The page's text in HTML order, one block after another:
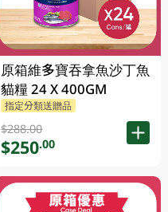
原箱維多寶吞拿魚沙丁魚
貓糧 24 X 400GM
指定分類送贈品
$288.00
$250.00